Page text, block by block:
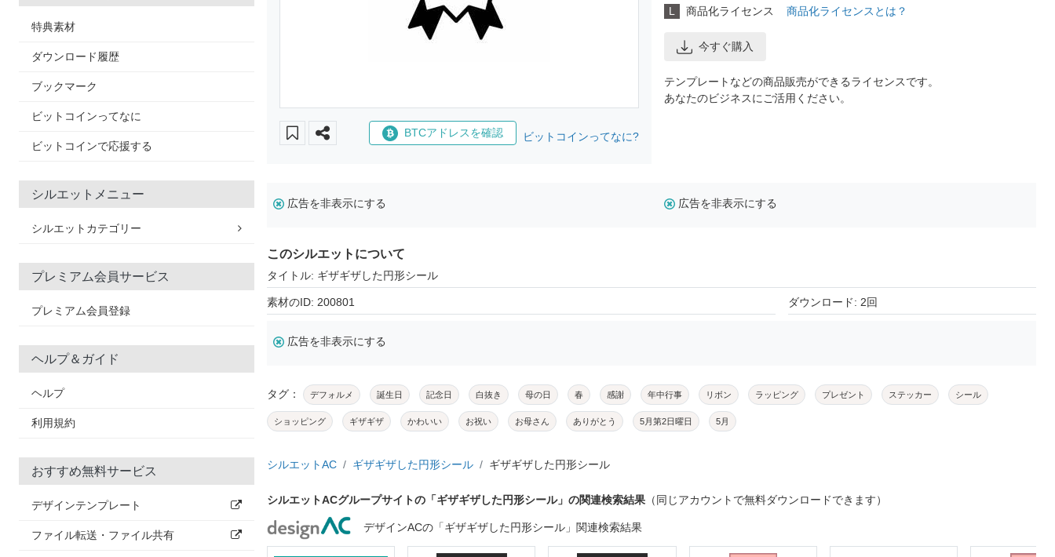
特典素材
ダウンロード履歴
ブックマーク
ビットコインってなに
ビットコインで応援する
シルエットメニュー
シルエットカテゴリー
プレミアム会員サービス
プレミアム会員登録
ヘルプ＆ガイド
ヘルプ
利用規約
おすすめ無料サービス
デザインテンプレート
ファイル転送・ファイル共有
BTCアドレスを確認 ビットコインってなに?
L 商品化ライセンス 商品化ライセンスとは？
今すぐ購入
テンプレートなどの商品販売ができるライセンスです。
あなたのビジネスにご活用ください。
広告を非表示にする 広告を非表示にする
このシルエットについて
タイトル: ギザギザした円形シール
素材のID: 200801 ダウンロード: 2回
広告を非表示にする
タグ： デフォルメ 誕生日 記念日 白抜き 母の日 春 感謝 年中行事 リボン ラッピング プレゼント ステッカー シール
ショッピング ギザギザ かわいい お祝い お母さん ありがとう 5月第2日曜日 5月
シルエットAC ギザギザした円形シール ギザギザした円形シール
シルエットACグループサイトの「ギザギザした円形シール」の関連検索結果 （同じアカウントで無料ダウンロードできます）
デザインACの「ギザギザした円形シール」関連検索結果